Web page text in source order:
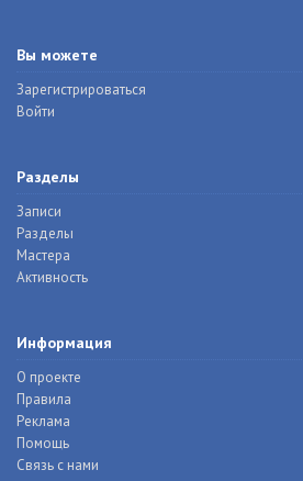
Вы можете
Зарегистрироваться
Войти
Разделы
Записи
Разделы
Мастера
Активность
Информация
О проекте
Правила
Реклама
Помощь
Связь с нами